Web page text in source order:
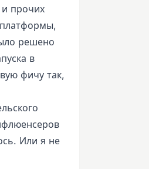
прочих
решено
в
фичу так,
Или я не